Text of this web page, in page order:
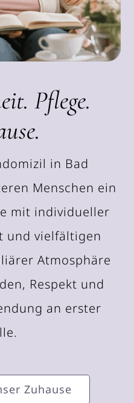
Pflege.
in Bad
Menschen ein
mit individueller
und vielfältigen
Atmosphäre
Respekt und
an erster
Zuhause